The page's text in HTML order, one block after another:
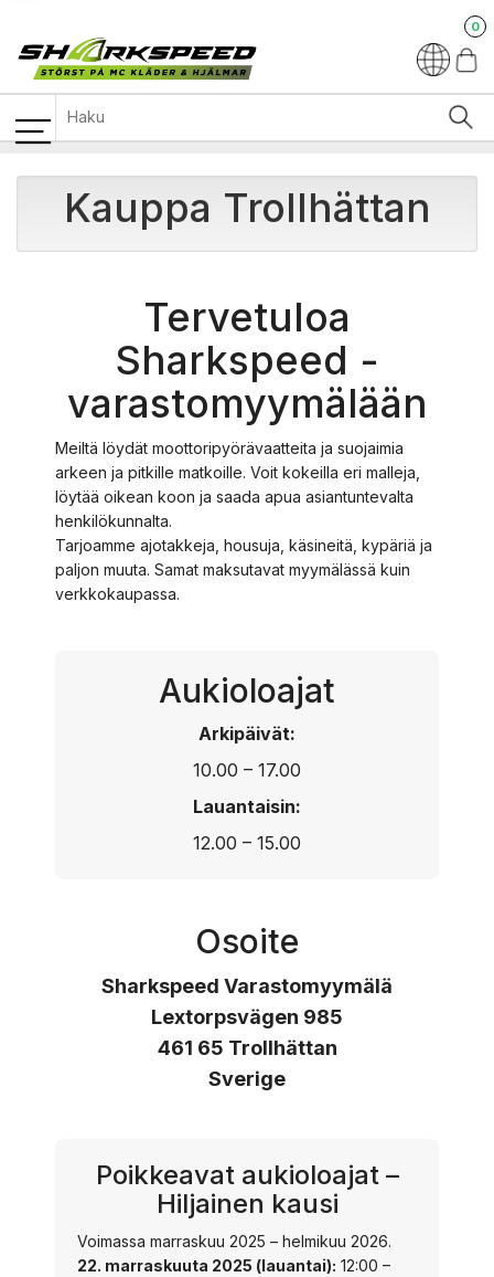
0
Kauppa Trollhättan
Tervetuloa
Sharkspeed -
varastomyymälään
Meiltä löydät moottoripyörävaatteita ja suojaimia
arkeen ja pitkille matkoille. Voit kokeilla eri malleja,
löytää oikean koon ja saada apua asiantuntevalta
henkilökunnalta.
Tarjoamme ajotakkeja, housuja, käsineitä, kypäriä ja
paljon muuta. Samat maksutavat myymälässä kuin
verkkokaupassa.
Aukioloajat
Arkipäivät:
10.00 – 17.00
Lauantaisin:
12.00 – 15.00
Osoite
Sharkspeed Varastomyymälä
Lextorpsvägen 985
461 65 Trollhättan
Sverige
Poikkeavat aukioloajat –
Hiljainen kausi
Voimassa marraskuu 2025 – helmikuu 2026.
22. marraskuuta 2025 (lauantai): 12:00 –